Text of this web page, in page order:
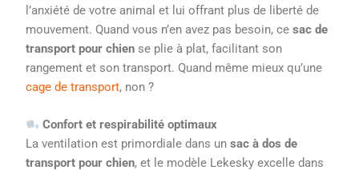
l’anxiété de votre animal et lui offrant plus de liberté de
mouvement. Quand vous n’en avez pas besoin, cesac de
transport pour chien se plie à plat, facilitant son
rangement et son transport. Quand même mieux qu’une
cage de transport, non ?
Confort et respirabilité optimaux
La ventilation est primordiale dans unsac à dos de
transport pour chien, et le modèle Lekesky excelle dans